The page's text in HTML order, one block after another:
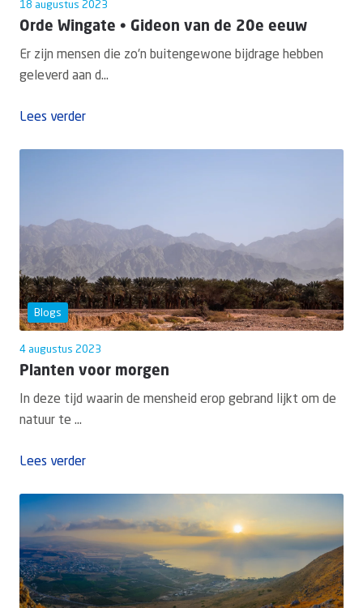
18 augustus 2023
Orde Wingate • Gideon van de 20e eeuw
Er zijn mensen die zo'n buitengewone bijdrage hebben
geleverd aan d...
Lees verder
Blogs
4 augustus 2023
Planten voor morgen
In deze tijd waarin de mensheid erop gebrand lijkt om de
natuur te ...
Lees verder